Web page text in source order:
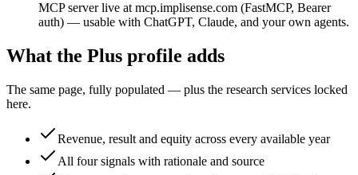
MCP server live at mcp.implisense.com (FastMCP, Bearer
auth) — usable with ChatGPT, Claude, and your own agents.
What the Plus profile adds
The same page, fully populated — plus the research services locked
here.
Revenue, result and equity across every available year
All four signals with rationale and source